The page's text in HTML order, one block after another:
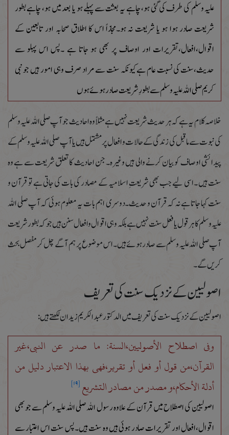
علیہ وسلم کی طرف کی گئی ہو، چاہے یہ بعثت سے پہلے ہو یا بعد میں ہو، چاہے بطور
شریعت صادر ہوا ہو یا شریعت نہ ہو۔مجازاً اس کا اطلاق صحابہ اور تابعین کے
اقوال،افعال،تقریرات اور اوصاف پر بھی ہو جاتا ہے ۔پس اس پہلو سے
حدیث،سنت کی نسبت عام ہےکیونکہ سنت سے مراد صرف وہی امور ہیں جو نبی
کریم صلی اللہ علیہ وسلم سے بطورِ شریعت صادر ہوئے ہوں
خلاصہ کلام یہ ہے کہ ہر حدیث شریعت نہیں ہےمثلاً وہ احادیث جو آپ صلی اللہ علیہ وسلم
کی نبوت سے ماقبل کی زندگی کے حالات و افعال پر مشتمل ہیں یا آپ صلی اللہ علیہ وسلم کے
پیدائشی اوصاف کو بیان کرنے والی ہیں وغیرہ۔ جن احادیث کا تعلق شریعت سے ہے وہ
سنت ہیں ۔اسی لیے جب بھی شریعتِ اسلامیہ کے مصادر کی بات کی جاتی ہے تو قرآن و
سنت کہا جاتا ہے نہ کہ قرآن و حدیث۔دوسری اہم بات یہ معلوم ہوئی کہ آپ صلی اللہ
علیہ وسلم کا ہر قول یافعل سنت نہیں ہے بلکہ وہی اقوال وافعال سنن ہیں جو کہ بطور شریعت
آپ صلی اللہ علیہ وسلم سے صادر ہوئے ہیں۔اس موضوع پر ہم آگے چل کر مفصل بحث
کریں گے۔
اصولیین کے نزدیک سنت کی تعریف
اصولیین کے نزدیک سنت کی تعریف میں الدکتور عبد الکریم زیدان لکھتے ہیں :
وفی اصطلاح الأصولیین،السنة: ما صدر عن النبی،غیر
القرآن،من قول أو فعل أو تقریر،فھی بھذا الاعتبار دلیل من
أدلة الأحکام،و مصدر من مصادر التشریع [۱۹]
اصولیین کی اصطلاح میں قرآن کے علاوہ رسول اللہ صلی اللہ علیہ وسلم سے جو بھی
اقوال،افعال اور تقریرات صادر ہوئی ہیں وہ سنت ہیں۔پس سنت اس اعتبار سے